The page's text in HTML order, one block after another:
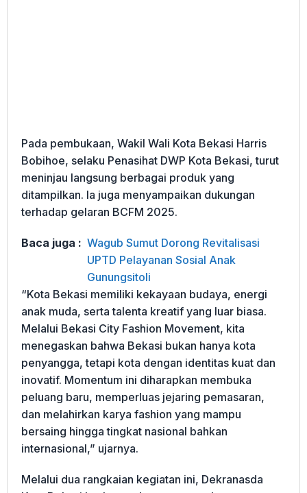
Pada pembukaan, Wakil Wali Kota Bekasi Harris
Bobihoe, selaku Penasihat DWP Kota Bekasi, turut
meninjau langsung berbagai produk yang
ditampilkan. Ia juga menyampaikan dukungan
terhadap gelaran BCFM 2025.
Baca juga : Wagub Sumut Dorong Revitalisasi
UPTD Pelayanan Sosial Anak
Gunungsitoli
“Kota Bekasi memiliki kekayaan budaya, energi
anak muda, serta talenta kreatif yang luar biasa.
Melalui Bekasi City Fashion Movement, kita
menegaskan bahwa Bekasi bukan hanya kota
penyangga, tetapi kota dengan identitas kuat dan
inovatif. Momentum ini diharapkan membuka
peluang baru, memperluas jejaring pemasaran,
dan melahirkan karya fashion yang mampu
bersaing hingga tingkat nasional bahkan
internasional,” ujarnya.
Melalui dua rangkaian kegiatan ini, Dekranasda